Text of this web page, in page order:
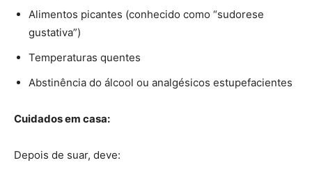
Alimentos picantes (conhecido como “sudorese
gustativa”)
Temperaturas quentes
Abstinência do álcool ou analgésicos estupefacientes
Cuidados em casa:
Depois de suar, deve: